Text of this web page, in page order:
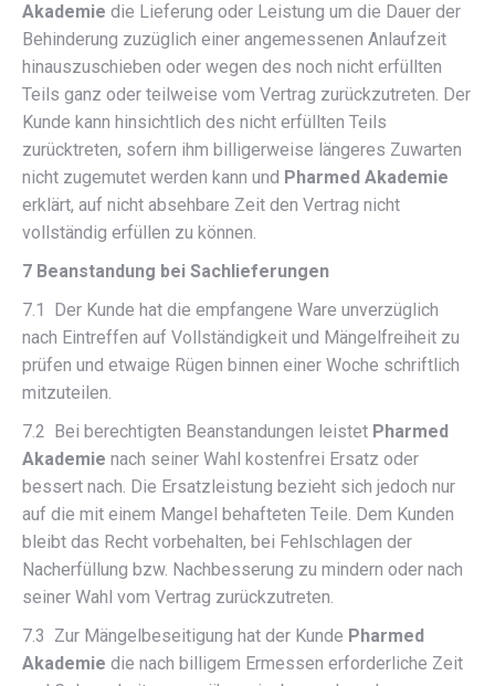
Akademie die Lieferung oder Leistung um die Dauer der
Behinderung zuzüglich einer angemessenen Anlaufzeit
hinauszuschieben oder wegen des noch nicht erfüllten
Teils ganz oder teilweise vom Vertrag zurückzutreten. Der
Kunde kann hinsichtlich des nicht erfüllten Teils
zurücktreten, sofern ihm billigerweise längeres Zuwarten
nicht zugemutet werden kann und Pharmed Akademie
erklärt, auf nicht absehbare Zeit den Vertrag nicht
vollständig erfüllen zu können.
7 Beanstandung bei Sachlieferungen
7.1 Der Kunde hat die empfangene Ware unverzüglich
nach Eintreffen auf Vollständigkeit und Mängelfreiheit zu
prüfen und etwaige Rügen binnen einer Woche schriftlich
mitzuteilen.
7.2 Bei berechtigten Beanstandungen leistet Pharmed
Akademie nach seiner Wahl kostenfrei Ersatz oder
bessert nach. Die Ersatzleistung bezieht sich jedoch nur
auf die mit einem Mangel behafteten Teile. Dem Kunden
bleibt das Recht vorbehalten, bei Fehlschlagen der
Nacherfüllung bzw. Nachbesserung zu mindern oder nach
seiner Wahl vom Vertrag zurückzutreten.
7.3 Zur Mängelbeseitigung hat der Kunde Pharmed
Akademie die nach billigem Ermessen erforderliche Zeit